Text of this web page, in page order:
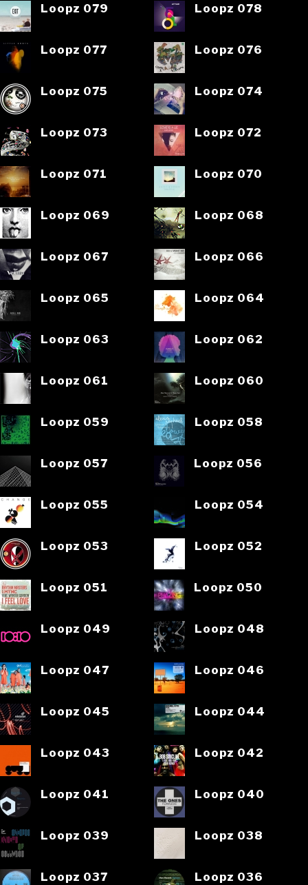
Loopz 079 Loopz 078
Loopz 077 Loopz 076
Loopz 075 Loopz 074
Loopz 073 Loopz 072
Loopz 071 Loopz 070
Loopz 069 Loopz 068
Loopz 067 Loopz 066
Loopz 065 Loopz 064
Loopz 063 Loopz 062
Loopz 061 Loopz 060
Loopz 059 Loopz 058
Loopz 057 Loopz 056
Loopz 055 Loopz 054
Loopz 053 Loopz 052
Loopz 051 Loopz 050
Loopz 049 Loopz 048
Loopz 047 Loopz 046
Loopz 045 Loopz 044
Loopz 043 Loopz 042
Loopz 041 Loopz 040
Loopz 039 Loopz 038
Loopz 037 Loopz 036